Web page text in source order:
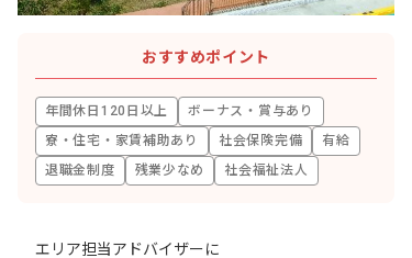
おすすめポイント
年間休日120日以上
ボーナス・賞与あり
寮・住宅・家賃補助あり
社会保険完備
有給
退職金制度
残業少なめ 社会福祉法人
エリア担当アドバイザーに